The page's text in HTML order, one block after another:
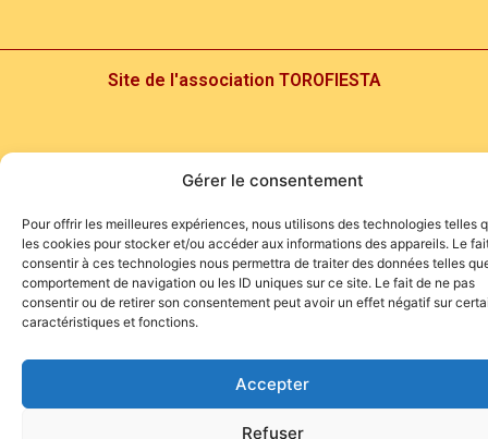
Gérer le consentement
Pour offrir les meilleures expériences, nous utilisons des technologies telles
les cookies pour stocker et/ou accéder aux informations des appareils. Le
consentir à ces technologies nous permettra de traiter des données telles
comportement de navigation ou les ID uniques sur ce site. Le fait de ne pas
consentir ou de retirer son consentement peut avoir un effet négatif sur
caractéristiques et fonctions.
Accepter
Refuser
Site de l'association TOROFIESTA